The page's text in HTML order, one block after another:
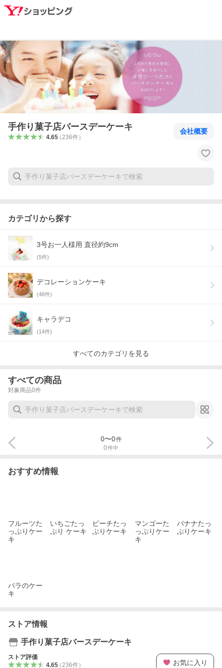
手作り菓子店バースデーケーキ
4.65（ 236件）
会社概要
カテゴリから探す
3号お一人様用 直径約9cm
(5件)
デコレーションケーキ
(48件)
キャラデコ
(14件)
すべてのカテゴリを見る
すべての商品
対象商品0件
0件中
0〜0件
おすすめ情報
フルーツた
っぷりケー
キ
いちごたっ
ぷり ケーキ
ピーチたっ
ぷりケーキ
マンゴーた
っぷりケー
キ
バナナたっ
ぷりケーキ
バラのケー
キ
ストア情報
手作り菓子店バースデーケーキ
ストア評価
4.65（ 236件） お気に入り